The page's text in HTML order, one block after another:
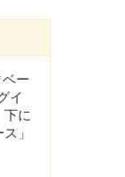
ー
イ
に
」